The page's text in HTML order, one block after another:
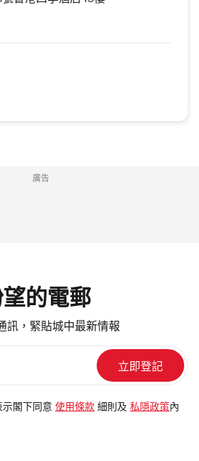
廣告
的電郵
訊，緊貼城中最新情報
閣下同意 使用條款 細則及 私隱政策 內